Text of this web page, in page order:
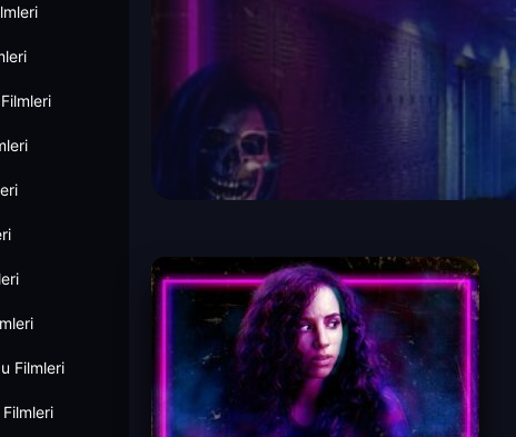
Filmleri
Filmleri